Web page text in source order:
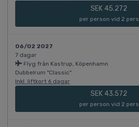
SEK 45.272
per person vid 2 pers.
06/02 2027
7 dagar
Flyg från Kastrup, Köpenhamn
Dubbelrum "Classic"
Inkl. liftkort 6 dagar
SEK 43.572
per person vid 2 pers.